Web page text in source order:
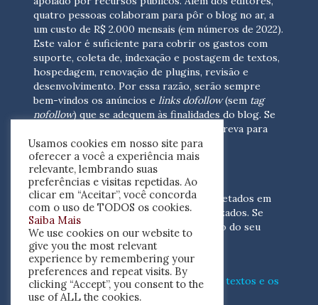
quatro pessoas colaboram para pôr o blog no ar, a
um custo de R$ 2.000 mensais (em números de 2022).
Este valor é suficiente para cobrir os gastos com
suporte, coleta de, indexação e postagem de textos,
hospedagem, renovação de plugins, revisão e
desenvolvimento. Por essa razão, serão sempre
bem-vindos os anúncios e links dofollow(sem tag
nofollow) que se adequem às finalidades do blog. Se
escreva para
nós(contato@resenhacritica.com.br)
FONTES E ACERVO
As resenhas, dossiês e sumários são coletados em
periódicos acadêmicos e sites especializados. Se
você tem interesse em divulgar o acervo do seu
periódico, escreva para nós
(contato@resenhacritica.com.br)
Conheça omodocomo processamos os textos e os
índicesdisponibilizados neste blog.
Usamos cookies em nosso site para
oferecer a você a experiência mais
relevante, lembrando suas
preferências e visitas repetidas. Ao
clicar em “Aceitar”, você concorda
com o uso de TODOS os cookies.
Saiba Mais
We use cookies on our website to
give you the most relevant
experience by remembering your
preferences and repeat visits. By
clicking “Accept”, you consent to the
use of ALL the cookies.